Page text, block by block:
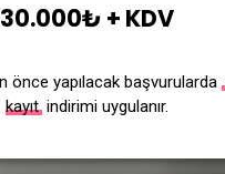
30.000₺ + KDV
önce yapılacak başvurularda
kayıt indirimi uygulanır.